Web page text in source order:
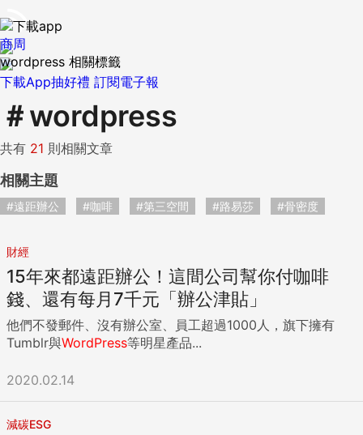
下載App抽好禮 訂閱電子報
商周
wordpress 相關標籤
＃wordpress
共有 21 則相關文章
相關主題
#遠距辦公 #咖啡 #第三空間 #路易莎 #骨密度
財經
15年來都遠距辦公！這間公司幫你付咖啡
錢、還有每月7千元「辦公津貼」
他們不發郵件、沒有辦公室、員工超過1000人，旗下擁有
Tumblr與WordPress等明星產品...
2020.02.14
減碳ESG